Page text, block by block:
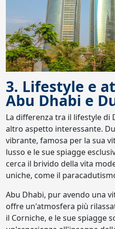
3. Lifestyle e
Abu Dhabi e
La differenza tra il lifestyle di
altro aspetto interessante.
vibrante, famosa per la sua
lusso e le sue spiagge
cerca il brivido della vita
uniche, come il
Abu Dhabi, pur avendo una
offre un'atmosfera più
il Corniche, e le sue spiagge